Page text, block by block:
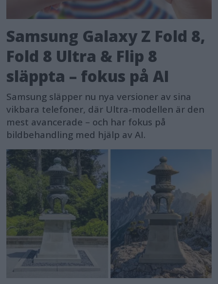
Samsung Galaxy Z Fold 8,
Fold 8 Ultra & Flip 8
släppta – fokus på AI
Samsung släpper nu nya versioner av sina
vikbara telefoner, där Ultra-modellen är den
mest avancerade – och har fokus på
bildbehandling med hjälp av AI.